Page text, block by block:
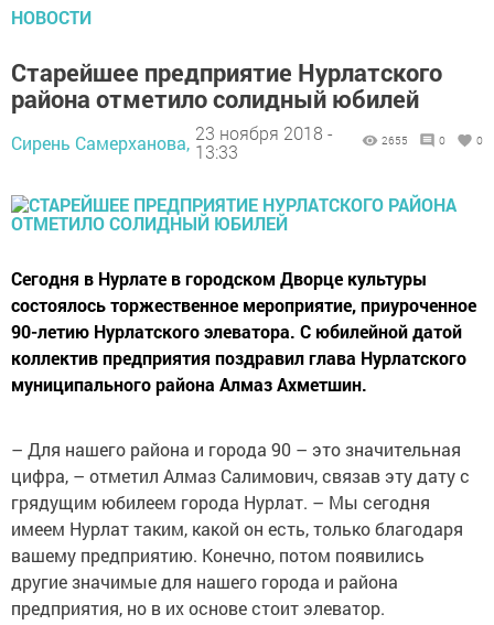
НОВОСТИ
Старейшее предприятие Нурлатского
района отметило солидный юбилей
Сирень Самерханова, 23 ноября 2018 -
13:33
2655 0 0
Сегодня в Нурлате в городском Дворце культуры
состоялось торжественное мероприятие, приуроченное
90-летию Нурлатского элеватора. С юбилейной датой
коллектив предприятия поздравил глава Нурлатского
муниципального района Алмаз Ахметшин.
– Для нашего района и города 90 – это значительная
цифра, – отметил Алмаз Салимович, связав эту дату с
грядущим юбилеем города Нурлат. – Мы сегодня
имеем Нурлат таким, какой он есть, только благодаря
вашему предприятию. Конечно, потом появились
другие значимые для нашего города и района
предприятия, но в их основе стоит элеватор.